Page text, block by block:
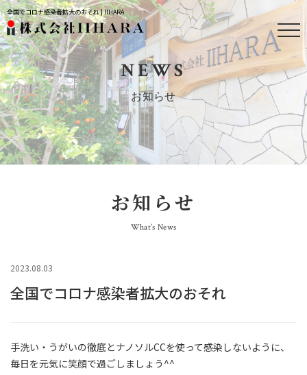
全国でコロナ感染者拡大のおそれ | IIHARA
NEWS
お知らせ
お知らせ
What’s News
2023.08.03
全国でコロナ感染者拡大のおそれ
手洗い・うがいの徹底とナノソルCCを使って感染しないように、
毎日を元気に笑顔で過ごしましょう^^